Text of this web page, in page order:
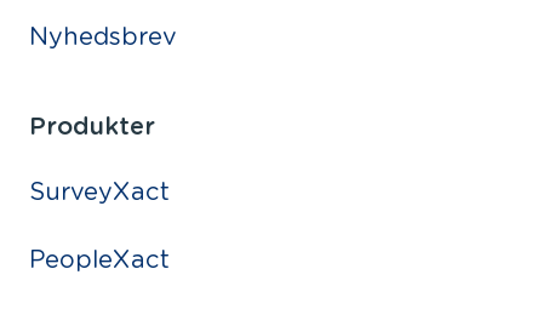
Nyhedsbrev
Produkter
SurveyXact
PeopleXact